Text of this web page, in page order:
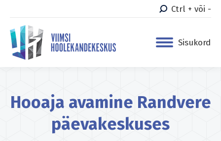
Ctrl + või -
Sisukord
Hooaja avamine Randvere
päevakeskuses